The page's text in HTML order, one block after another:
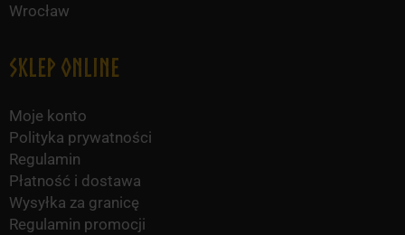
Wrocław
Sklep online
Moje konto
Polityka prywatności
Regulamin
Płatność i dostawa
Wysyłka za granicę
Regulamin promocji